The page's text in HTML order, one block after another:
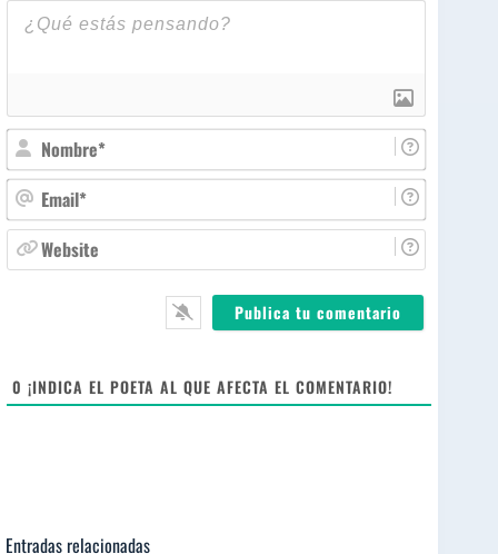
o
m
b
r
m
ie
0 ¡INDICA EL POETA AL QUE AFECTA EL COMENTARIO!
Entradas relacionadas